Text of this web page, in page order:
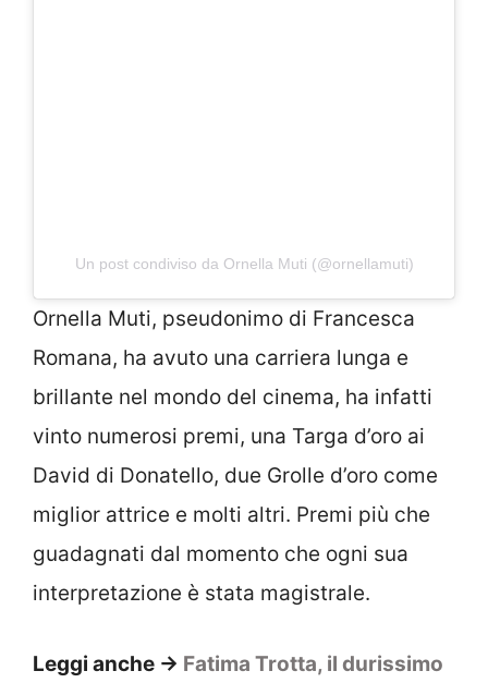
Un post condiviso da Ornella Muti (@ornellamuti)
Ornella Muti, pseudonimo di Francesca
Romana, ha avuto una carriera lunga e
brillante nel mondo del cinema, ha infatti
vinto numerosi premi, una Targa d’oro ai
David di Donatello, due Grolle d’oro come
miglior attrice e molti altri. Premi più che
guadagnati dal momento che ogni sua
interpretazione è stata magistrale.
Leggi anche -> Fatima Trotta, il durissimo